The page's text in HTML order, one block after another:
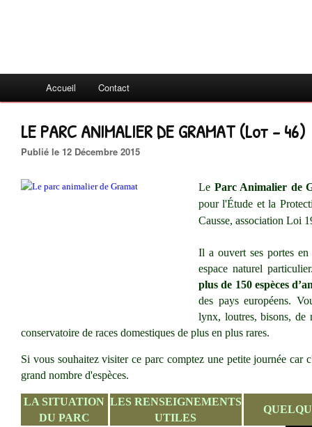
Accueil Contact
LE PARC ANIMALIER DE GRAMAT (Lot - 46)
Publié le 12 Décembre 2015
Le Parc Animalier de
pour l'Étude et la
Causse, association Loi
Il a ouvert ses portes
espace naturel
plus de 150 espèces
des pays européens.
lynx, loutres, bisons, de
conservatoire de races domestiques de plus en plus rares.
Si vous souhaitez visiter ce parc comptez une petite journée car
grand nombre d'espèces.
LA SITUATION
DU PARC
LES RENSEIGNEMENTS
UTILES